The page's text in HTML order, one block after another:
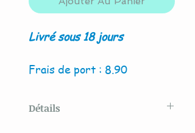
Livré sous 18 jours
Frais de port : 8.90
Détails